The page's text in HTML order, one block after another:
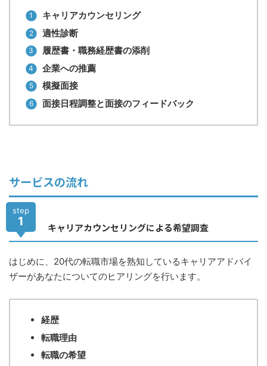
キャリアカウンセリング
適性診断
履歴書・職務経歴書の添削
企業への推薦
模擬面接
面接日程調整と面接のフィードバック
サービスの流れ
step
1 キャリアカウンセリングによる希望調査
はじめに、20代の転職市場を熟知しているキャリアアドバイ
ザーがあなたについてのヒアリングを行います。
経歴
転職理由
転職の希望